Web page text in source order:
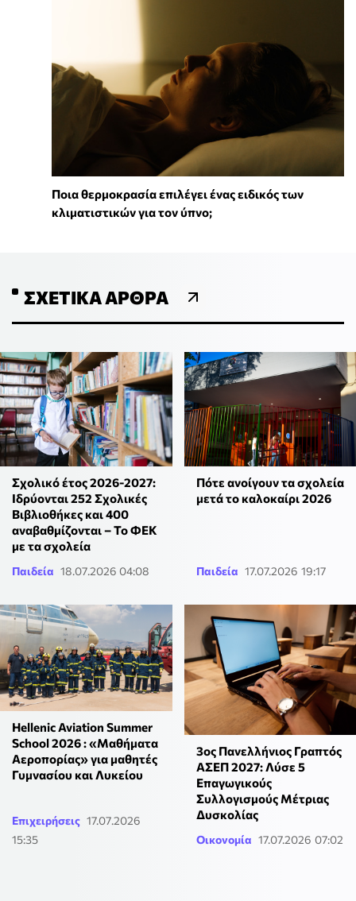
Ποια θερμοκρασία επιλέγει ένας ειδικός των
κλιματιστικών για τον ύπνο;
ΣΧΕΤΙΚΆ ΆΡΘΡΑ
Σχολικό έτος 2026-2027:
Ιδρύονται 252 Σχολικές
Βιβλιοθήκες και 400
αναβαθμίζονται – Το ΦΕΚ
με τα σχολεία
Παιδεία 18.07.2026 04:08
Πότε ανοίγουν τα σχολεία
μετά το καλοκαίρι 2026
Παιδεία 17.07.2026 19:17
Hellenic Aviation Summer
School 2026 : «Μαθήματα
Αεροπορίας» για μαθητές
Γυμνασίου και Λυκείου
Επιχειρήσεις 17.07.2026
15:35
3ος Πανελλήνιος Γραπτός
ΑΣΕΠ 2027: Λύσε 5
Επαγωγικούς
Συλλογισμούς Μέτριας
Δυσκολίας
Οικονομία 17.07.2026 07:02